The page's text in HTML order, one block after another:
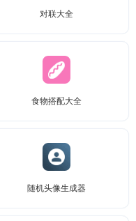
对联大全
食物搭配大全
随机头像生成器